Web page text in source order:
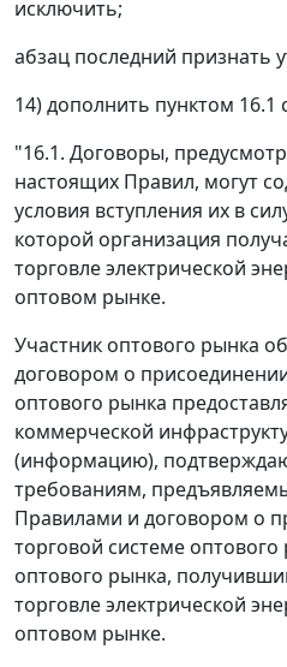
исключить;
абзац последний признать
14) дополнить пунктом
"16.1. Договоры,
настоящих Правил, могут
условия вступления их в
которой организация
торговле электрической
оптовом рынке.
Участник оптового рынка
договором о
оптового рынка
коммерческой
(информацию),
требованиям,
Правилами и договором о
торговой системе
оптового рынка,
торговле электрической
оптовом рынке.